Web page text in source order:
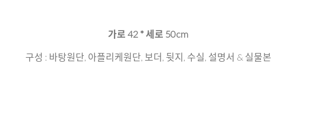
가로 42 * 세로 50cm
구성 : 바탕원단, 아플리케원단, 보더, 뒷지, 수실, 설명서 & 실물본